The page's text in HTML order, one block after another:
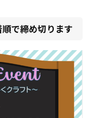
で締め切ります